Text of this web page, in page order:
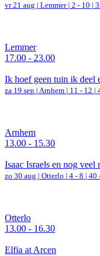
vr 21 aug | Lemmer | 2 - 10 |
Lemmer
17.00 - 23.00
Ik hoef geen tuin ik deel
za 19 sep | Arnhem | 11 - 12 |
Arnhem
13.00 - 15.30
Isaac Israels en nog
zo 30 aug | Otterlo | 4 - 8 | 40
Otterlo
13.00 - 16.30
Elfia at Arcen